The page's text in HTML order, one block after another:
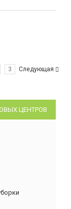
3 Следующая
ЦЕНТРОВ